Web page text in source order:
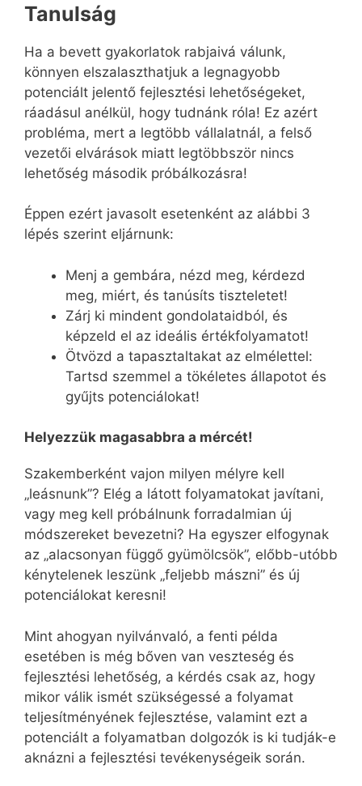
Tanulság
Ha a bevett gyakorlatok rabjaivá válunk,
könnyen elszalaszthatjuk a legnagyobb
potenciált jelentő fejlesztési lehetőségeket,
ráadásul anélkül, hogy tudnánk róla! Ez azért
probléma, mert a legtöbb vállalatnál, a felső
vezetői elvárások miatt legtöbbször nincs
lehetőség második próbálkozásra!
Éppen ezért javasolt esetenként az alábbi 3
lépés szerint eljárnunk:
Menj a gembára, nézd meg, kérdezd
meg, miért, és tanúsíts tiszteletet!
Zárj ki mindent gondolataidból, és
képzeld el az ideális értékfolyamatot!
Ötvözd a tapasztaltakat az elmélettel:
Tartsd szemmel a tökéletes állapotot és
gyűjts potenciálokat!
Helyezzük magasabbra a mércét!
Szakemberként vajon milyen mélyre kell
„leásnunk”? Elég a látott folyamatokat javítani,
vagy meg kell próbálnunk forradalmian új
módszereket bevezetni? Ha egyszer elfogynak
az „alacsonyan függő gyümölcsök”, előbb-utóbb
kénytelenek leszünk „feljebb mászni” és új
potenciálokat keresni!
Mint ahogyan nyilvánvaló, a fenti példa
esetében is még bőven van veszteség és
fejlesztési lehetőség, a kérdés csak az, hogy
mikor válik ismét szükségessé a folyamat
teljesítményének fejlesztése, valamint ezt a
potenciált a folyamatban dolgozók is ki tudják-e
aknázni a fejlesztési tevékenységeik során.